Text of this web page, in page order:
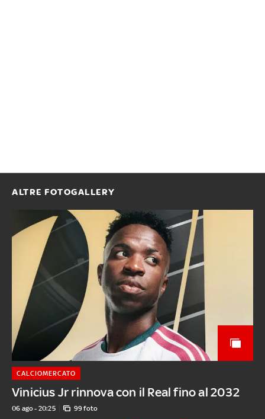
ALTRE FOTOGALLERY
Vinicius Jr rinnova con il Real fino al 2032
CALCIOMERCATO
06 ago - 20:25 99 foto